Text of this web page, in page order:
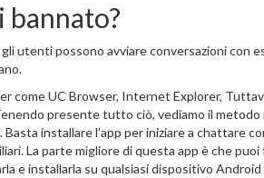
bannato?
utenti possono avviare conversazioni con
come UC Browser, Internet Explorer,
presente tutto ciò, vediamo il metodo
installare l’app per iniziare a chattare
La parte migliore di questa app è che
e installarla su qualsiasi dispositivo